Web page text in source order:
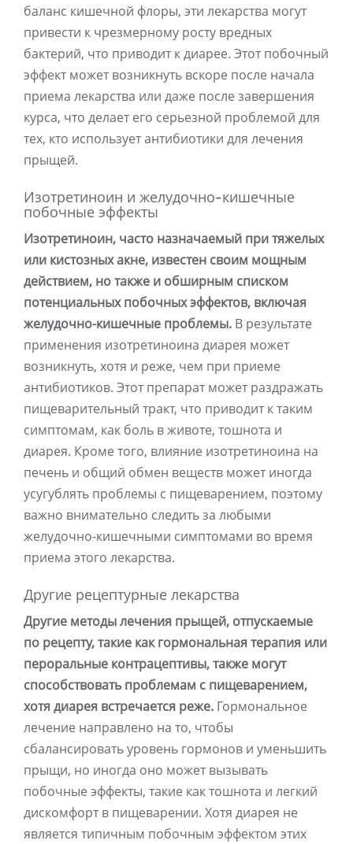
баланс кишечной флоры, эти лекарства могут
привести к чрезмерному росту вредных
бактерий, что приводит к диарее. Этот побочный
эффект может возникнуть вскоре после начала
приема лекарства или даже после завершения
курса, что делает его серьезной проблемой для
тех, кто использует антибиотики для лечения
прыщей.
Изотретиноин и желудочно-кишечные
побочные эффекты
Изотретиноин, часто назначаемый при тяжелых
или кистозных акне, известен своим мощным
действием, но также и обширным списком
потенциальных побочных эффектов, включая
желудочно-кишечные проблемы. В результате
применения изотретиноина диарея может
возникнуть, хотя и реже, чем при приеме
антибиотиков. Этот препарат может раздражать
пищеварительный тракт, что приводит к таким
симптомам, как боль в животе, тошнота и
диарея. Кроме того, влияние изотретиноина на
печень и общий обмен веществ может иногда
усугублять проблемы с пищеварением, поэтому
важно внимательно следить за любыми
желудочно-кишечными симптомами во время
приема этого лекарства.
Другие рецептурные лекарства
Другие методы лечения прыщей, отпускаемые
по рецепту, такие как гормональная терапия или
пероральные контрацептивы, также могут
способствовать проблемам с пищеварением,
хотя диарея встречается реже. Гормональное
лечение направлено на то, чтобы
сбалансировать уровень гормонов и уменьшить
прыщи, но иногда оно может вызывать
побочные эффекты, такие как тошнота и легкий
дискомфорт в пищеварении. Хотя диарея не
является типичным побочным эффектом этих